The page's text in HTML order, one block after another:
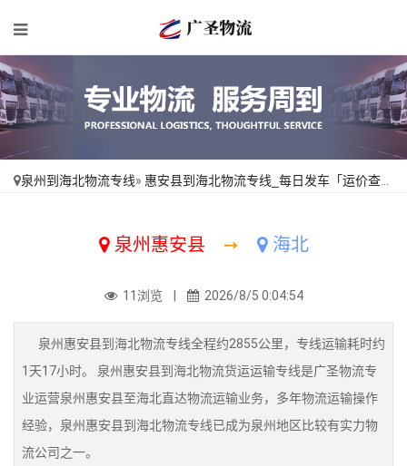
泉州到海北物流专线» 惠安县到海北物流专线_每日发车「运价查询」
泉州惠安县 ➙ 海北
11浏览 | 2026/8/5 0:04:54
泉州惠安县到海北物流专线全程约2855公里，专线运输耗时约
1天17小时。 泉州惠安县到海北物流货运运输专线是广圣物流专
业运营泉州惠安县至海北直达物流运输业务，多年物流运输操作
经验，泉州惠安县到海北物流专线已成为泉州地区比较有实力物
流公司之一。